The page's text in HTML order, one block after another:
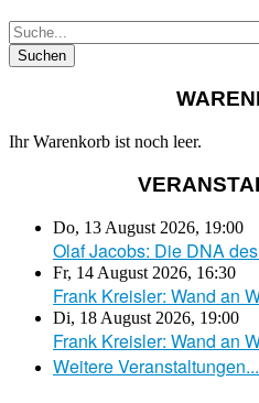
Ihr Warenkorb ist noch leer.
Do, 13 August 2026, 19:00
Olaf Jacobs: Die DNA
Fr, 14 August 2026, 16:30
Frank Kreisler: Wand an
Di, 18 August 2026, 19:00
Frank Kreisler: Wand an
Weitere Veranstaltungen...